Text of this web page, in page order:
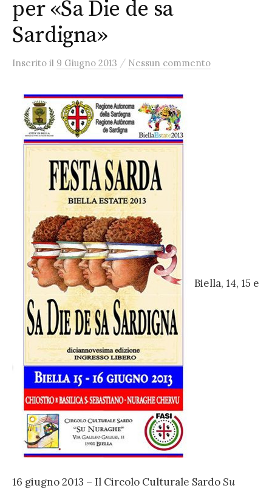
per «Sa Die de sa
Sardigna»
Inserito il 9 Giugno 2013 / Nessun commento
Biella, 14, 15 e
16 giugno 2013 – Il Circolo Culturale SardoSu